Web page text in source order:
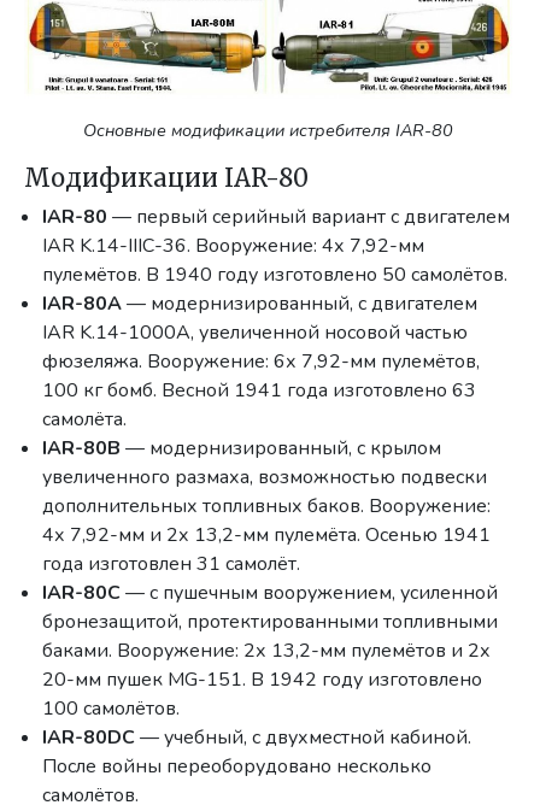
Основные модификации истребителя IAR-80
Модификации IAR-80
IAR-80 — первый серийный вариант с двигателем
IAR K.14-IIIC-36. Вооружение: 4х 7,92-мм
пулемётов. В 1940 году изготовлено 50 самолётов.
IAR-80A— модернизированный, с двигателем
IAR K.14-1000A, увеличенной носовой частью
фюзеляжа. Вооружение: 6х 7,92-мм пулемётов,
100 кг бомб. Весной 1941 года изготовлено 63
самолёта.
IAR-80B — модернизированный, с крылом
увеличенного размаха, возможностью подвески
дополнительных топливных баков. Вооружение:
4х 7,92-мм и 2х 13,2-мм пулемёта. Осенью 1941
года изготовлен 31 самолёт.
IAR-80C— с пушечным вооружением, усиленной
бронезащитой, протектированными топливными
баками. Вооружение: 2х 13,2-мм пулемётов и 2х
20-мм пушек MG-151. В 1942 году изготовлено
100 самолётов.
IAR-80DC— учебный, с двухместной кабиной.
После войны переоборудовано несколько
самолётов.